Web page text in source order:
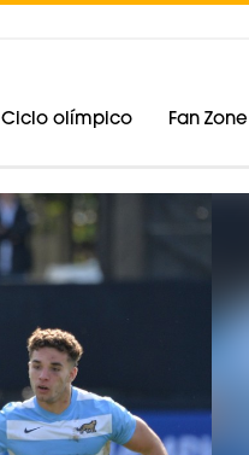
Ciclo olímpico Fan Zone